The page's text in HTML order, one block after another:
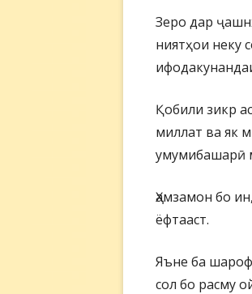
Зеро дар
ниятҳои неку
Қобили зикр
миллат ва як
умумибашарӣ
Ҳамзамон бо
ёфтааст.
Яъне ба
сол бо расму